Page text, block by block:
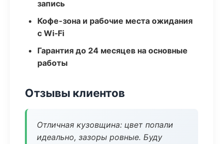
запись
Кофе-зона и рабочие места ожидания
с Wi‑Fi
Гарантия до 24 месяцев на основные
работы
Отзывы клиентов
Отличная кузовщина: цвет попали
идеально, зазоры ровные. Буду